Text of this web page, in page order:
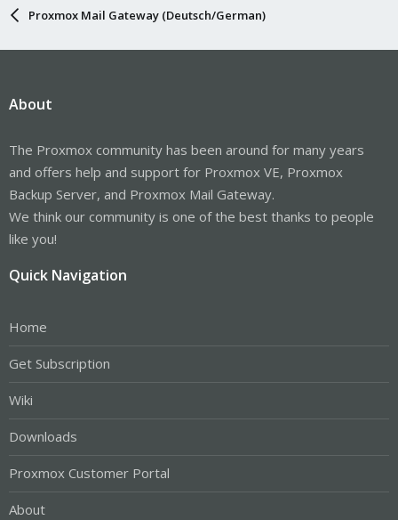
Proxmox Mail Gateway (Deutsch/German)
About
The Proxmox community has been around for many years
and offers help and support for Proxmox VE, Proxmox
Backup Server, and Proxmox Mail Gateway.
We think our community is one of the best thanks to people
like you!
Quick Navigation
Home
Get Subscription
Wiki
Downloads
Proxmox Customer Portal
About